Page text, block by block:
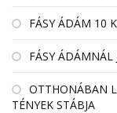
FÁSY ÁDÁM 10
FÁSY ÁDÁMNÁL
OTTHONÁBAN
TÉNYEK STÁBJA